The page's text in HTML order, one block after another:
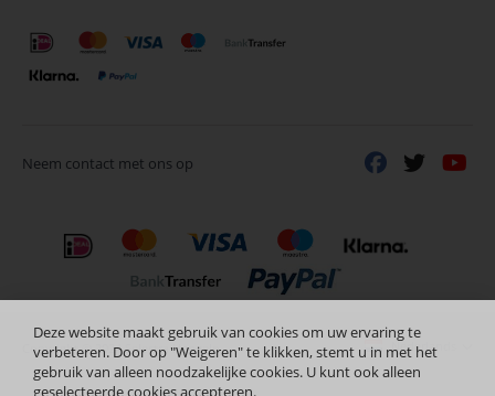
Neem contact met ons op
Deze website maakt gebruik van cookies om uw ervaring te
verbeteren. Door op "Weigeren" te klikken, stemt u in met het
gebruik van alleen noodzakelijke cookies. U kunt ook alleen
geselecteerde cookies accepteren.
Copyright © 2024 Selectra Hengelo Nederlands